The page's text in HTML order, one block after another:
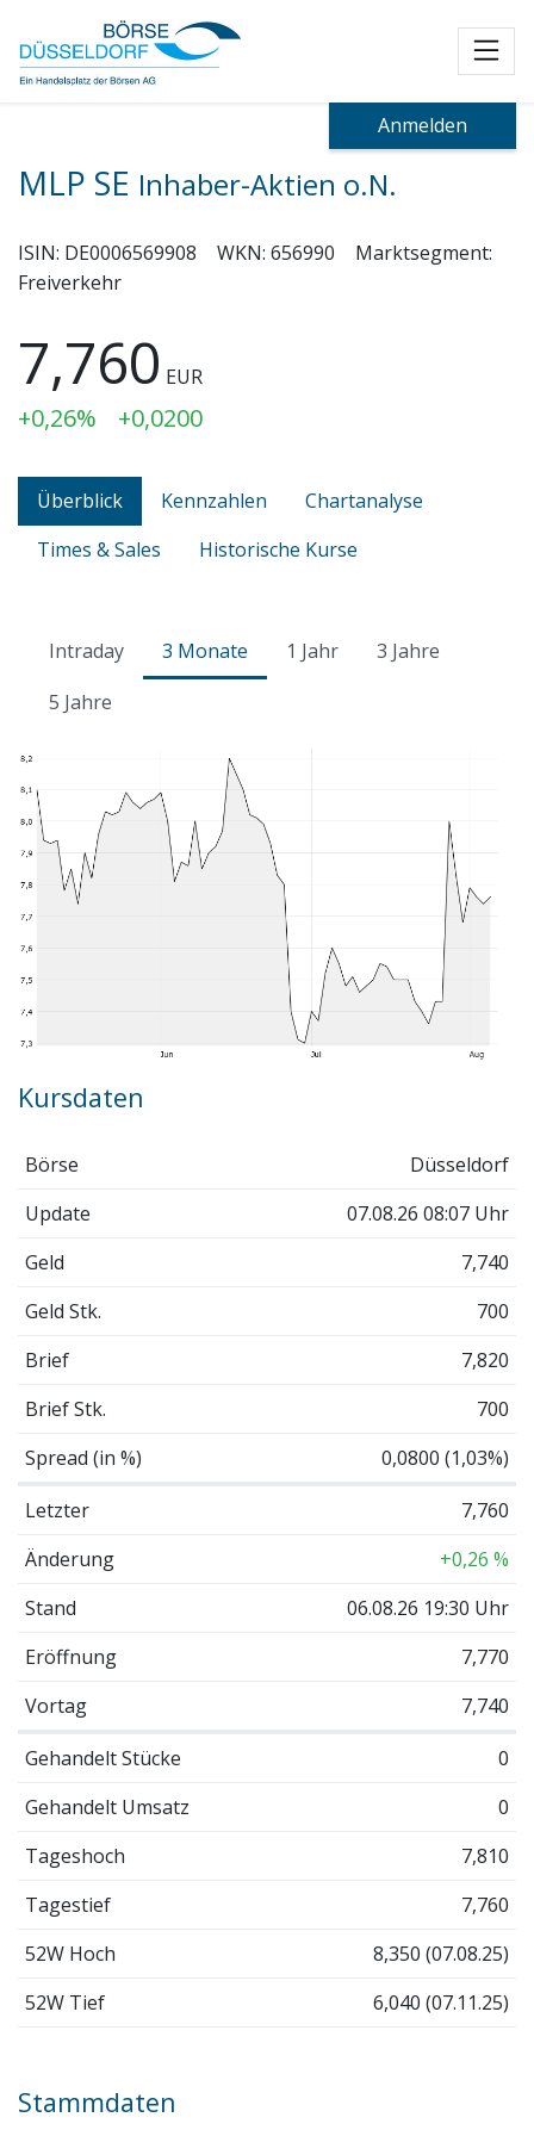
Anmelden
MLP SE Inhaber-Aktien o.N.
ISIN: DE0006569908 WKN: 656990
Marktsegment:
Freiverkehr
7,760 EUR
+0,26% +0,0200
Überblick Kennzahlen
Chartanalyse
Times & Sales
Historische Kurse
Intraday 3 Monate 1 Jahr
3 Jahre
5 Jahre
Kursdaten
Börse
Düsseldorf
Update
07.08.26 08:07 Uhr
Geld
7,740
Geld Stk.
700
Brief
7,820
Brief Stk.
700
Spread (in %)
0,0800 (1,03%)
Letzter
7,760
Änderung
+0,26 %
Stand
06.08.26 19:30 Uhr
Eröffnung
7,770
Vortag
7,740
Gehandelt Stücke
0
Gehandelt Umsatz
0
Tageshoch
7,810
Tagestief
7,760
52W Hoch
8,350 (07.08.25)
52W Tief
6,040 (07.11.25)
Stammdaten